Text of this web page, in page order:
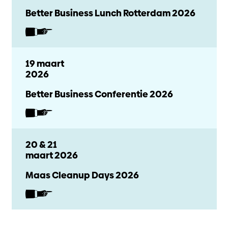
Better Business Lunch Rotterdam 2026
19 maart
2026
Better Business Conferentie 2026
20 & 21
maart 2026
Maas Cleanup Days 2026